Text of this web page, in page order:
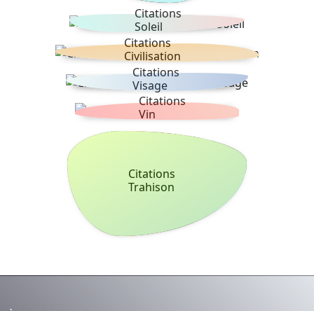
Citations
Soleil
Citations
Civilisation
Citations
Visage
Citations
Vin
Citations
Trahison